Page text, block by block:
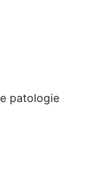
patologie